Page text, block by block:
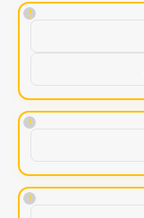
!
!
!